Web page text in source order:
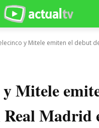
y Mitele emiten el debut
y Mitele
Madrid